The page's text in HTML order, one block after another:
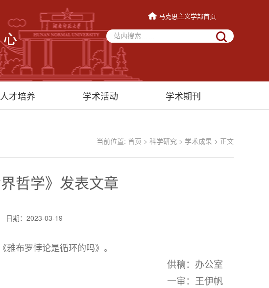
马克思主义学部首页
人才培养 学术活动 学术期刊
当前位置: 首页 > 科学研究 > 学术成果 > 正文
哲学》发表文章
日期：2023-03-19
雅布罗悖论是循环的吗》。
供稿：办公室
一审：王伊帆